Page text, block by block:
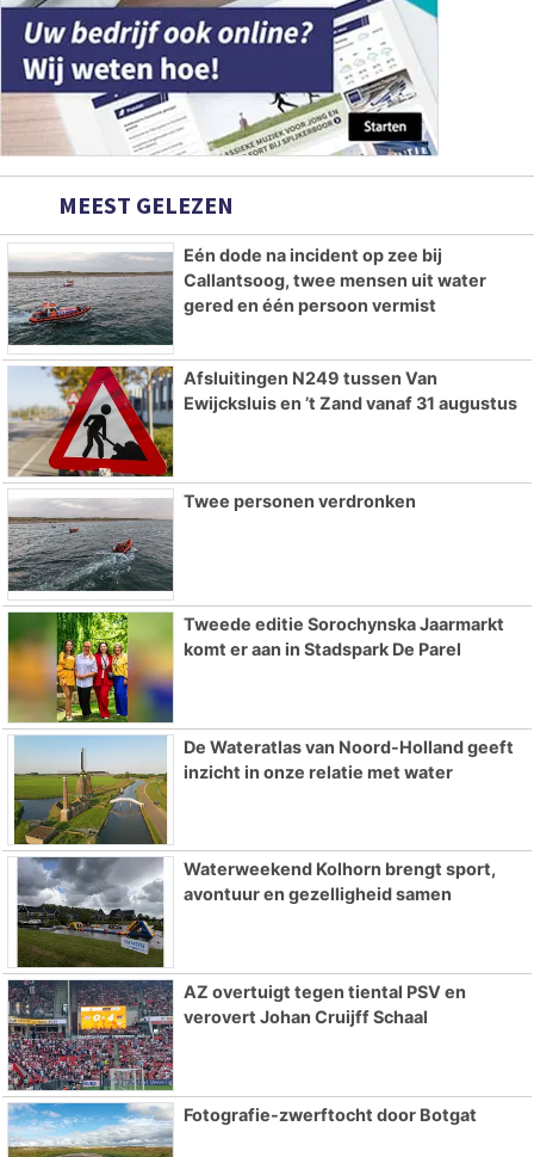
MEEST GELEZEN
Eén dode na incident op zee bij
Callantsoog, twee mensen uit water
gered en één persoon vermist
Afsluitingen N249 tussen Van
Ewijcksluis en ’t Zand vanaf 31 augustus
Twee personen verdronken
Tweede editie Sorochynska Jaarmarkt
komt er aan in Stadspark De Parel
De Wateratlas van Noord-Holland geeft
inzicht in onze relatie met water
Waterweekend Kolhorn brengt sport,
avontuur en gezelligheid samen
AZ overtuigt tegen tiental PSV en
verovert Johan Cruijff Schaal
Fotografie-zwerftocht door Botgat